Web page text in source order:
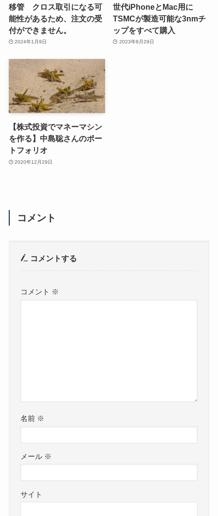
移管 クロス取引になる可
能性があるため、注文の受
付ができません。
2024年1月9日
世代iPhoneとMac用に
TSMCが製造可能な3nmチ
ップをすべて購入
2023年8月29日
【株式投資でマネーマシン
を作る】中島聡さんのポー
トフォリオ
2020年12月29日
コメント
コメントする
コメント ※
名前 ※
メール ※
サイト